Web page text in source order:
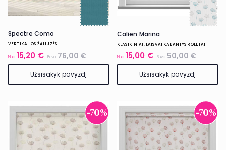
Spectre Como
VERTIKALIOS ŽALIUZĖS
Nuo 15,20 € Buvo76,00 €
Užsisakyk pavyzdį
Calien Marina
KLASIKINIAI, LAISVAI KABANTYS ROLETAI
Nuo 15,00 € Buvo50,00 €
Užsisakyk pavyzdį
-70% -70%